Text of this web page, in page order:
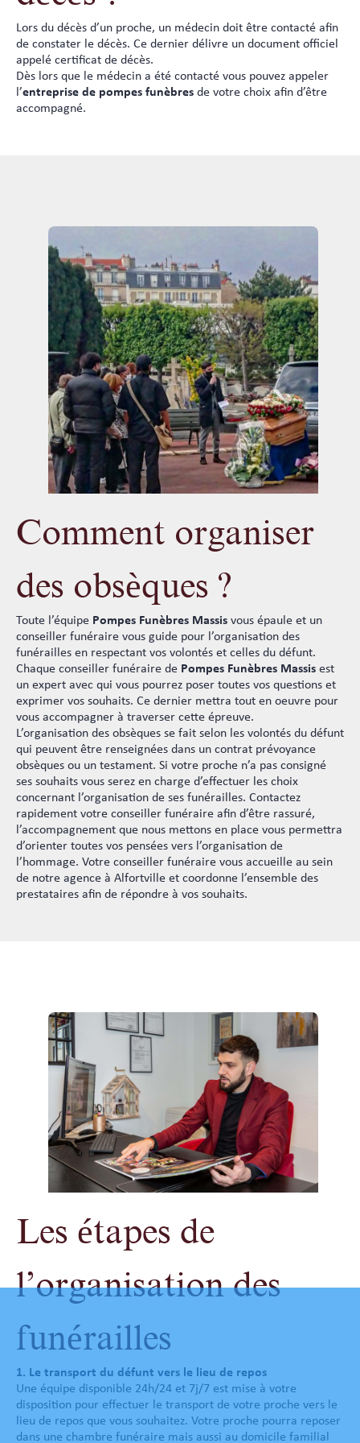
Lors du décès d’un proche, un médecin doit être contacté afin
de constater le décès. Ce dernier délivre un document officiel
appelé certificat de décès.
Dès lors que le médecin a été contacté vous pouvez appeler
l’entreprise de pompes funèbres de votre choix afin d’être
accompagné.
Comment organiser
des obsèques ?
Toute l’équipe Pompes Funèbres Massis vous épaule et un
conseiller funéraire vous guide pour l’organisation des
funérailles en respectant vos volontés et celles du défunt.
Chaque conseiller funéraire de Pompes Funèbres Massis est
un expert avec qui vous pourrez poser toutes vos questions et
exprimer vos souhaits. Ce dernier mettra tout en oeuvre pour
vous accompagner à traverser cette épreuve.
L’organisation des obsèques se fait selon les volontés du défunt
qui peuvent être renseignées dans un contrat prévoyance
obsèques ou un testament. Si votre proche n’a pas consigné
ses souhaits vous serez en charge d’effectuer les choix
concernant l’organisation de ses funérailles. Contactez
rapidement votre conseiller funéraire afin d’être rassuré,
l’accompagnement que nous mettons en place vous permettra
d’orienter toutes vos pensées vers l’organisation de
l’hommage. Votre conseiller funéraire vous accueille au sein
de notre agence à Alfortville et coordonne l’ensemble des
prestataires afin de répondre à vos souhaits.
Les étapes de
l’organisation des
funérailles
1. Le transport du défunt vers le lieu de repos
Une équipe disponible 24h/24 et 7j/7 est mise à votre
disposition pour effectuer le transport de votre proche vers le
lieu de repos que vous souhaitez. Votre proche pourra reposer
dans une chambre funéraire mais aussi au domicile familial